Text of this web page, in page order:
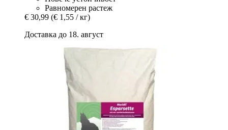
Равномерен растеж
€ 30,99 (€ 1,55 / кг)
Доставка до 18. август